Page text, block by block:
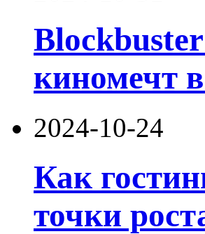
киномечт
2024-10-24
Как
точки